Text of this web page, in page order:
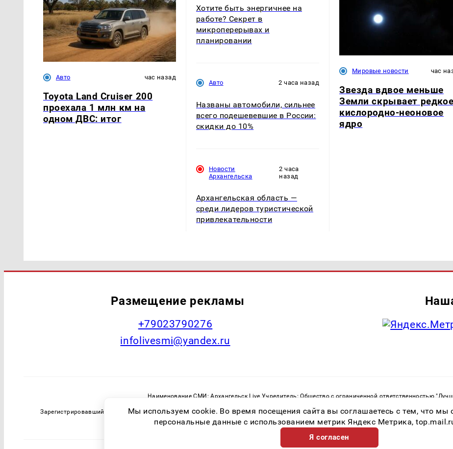
Авто час назад
Toyota Land Cruiser 200
проехала 1 млн км на
одном ДВС: итог
Хотите быть энергичнее на
работе? Секрет в
микроперерывах и
планировании
Авто 2 часа назад
Названы автомобили, сильнее
всего подешевевшие в России:
скидки до 10%
Новости
Архангельска
2 часа
назад
Архангельская область —
среди лидеров туристической
привлекательности
Мировые новости час
Звезда вдвое меньше
Земли скрывает редкое
кислородно-неоновое
ядро
Размещение рекламы
+79023790276
infolivesmi@yandex.ru
Наименование СМИ: Архангельск Live Учредитель: Общество с ограниченной ответственностью
Зарегистрировавший орган: Федеральная служба по надзору в сфере связи, информационных технологий и массовых коммуникаций
82533 от 21.01.2022
Мы используем cookie. Во время посещения сайта вы соглашаетесь с тем, что
персональные данные с использованием метрик Яндекс Метрика,
Я согласен